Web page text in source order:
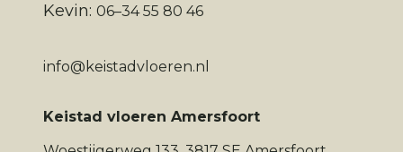
Kevin: 06–34 55 80 46
info@keistadvloeren.nl
Keistad vloeren Amersfoort